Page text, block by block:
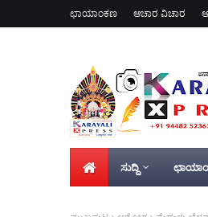
ಛಾಯಾಂಕಣ ಆಚಾರ ವಿಚಾರ
ಸುದ್ದಿ